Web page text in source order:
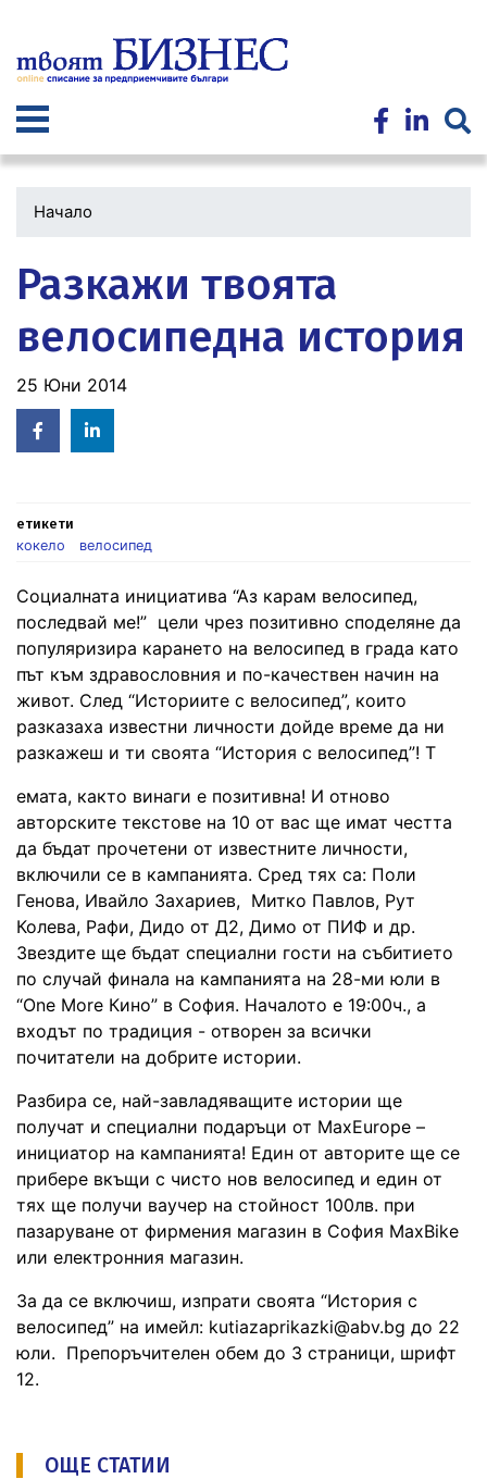
към
основното
Начало
Разкажи твоята
велосипедна история
25 Юни 2014
Facebook
in
етикети
кокело
велосипед
Социалната инициатива “Аз карам велосипед,
последвай ме!” цели чрез позитивно споделяне да
популяризира карането на велосипед в града като
път към здравословния и по-качествен начин на
живот. След “Историите с велосипед”, които
разказаха известни личности дойде време да ни
разкажеш и ти своята “История с велосипед”! Т
емата, както винаги е позитивна! И отново
авторските текстове на 10 от вас ще имат честта
да бъдат прочетени от известните личности,
включили се в кампанията. Сред тях са: Поли
Генова, Ивайло Захариев, Митко Павлов, Рут
Колева, Рафи, Дидо от Д2, Димо от ПИФ и др.
Звездите ще бъдат специални гости на събитието
по случай финала на кампанията на 28-ми юли в
“One More Кино” в София. Началото е 19:00ч., а
входът по традиция - отворен за всички
почитатели на добрите истории.
Разбира се, най-завладяващите истории ще
получат и специални подаръци от MaxEurope –
инициатор на кампанията! Един от авторите ще се
прибере вкъщи с чисто нов велосипед и един от
тях ще получи ваучер на стойност 100лв. при
пазаруване от фирмения магазин в София MaxBike
или електронния магазин.
За да се включиш, изпрати своята “История с
велосипед” на имейл: kutiazaprikazki@abv.bg до 22
юли. Препоръчителен обем до 3 страници, шрифт
12.
ОЩЕ СТАТИИ